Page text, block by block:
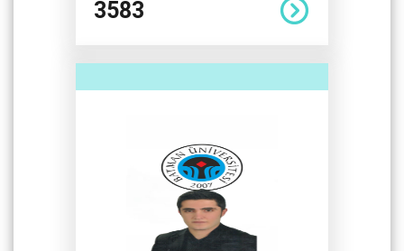
3583